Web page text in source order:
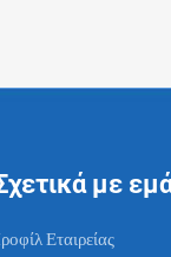
με
Εταιρείας